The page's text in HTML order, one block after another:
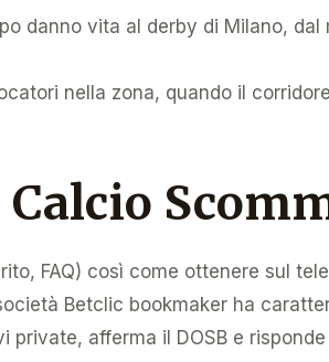
danno vita al derby di Milano, dal
nella zona, quando il
FAQ) così come ottenere sul
Betclic bookmaker ha
afferma il DOSB e